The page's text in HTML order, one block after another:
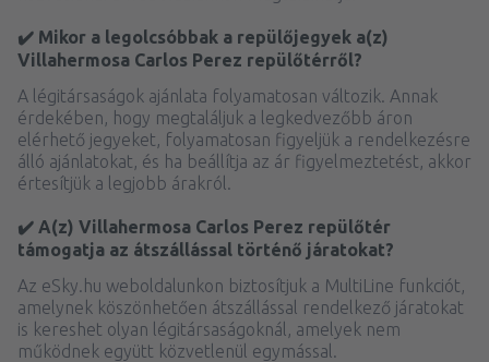
✔️ Mikor a legolcsóbbak a repülőjegyek a(z)
Villahermosa Carlos Perez repülőtérről?
A légitársaságok ajánlata folyamatosan változik. Annak
érdekében, hogy megtaláljuk a legkedvezőbb áron
elérhető jegyeket, folyamatosan figyeljük a rendelkezésre
álló ajánlatokat, és ha beállítja az ár figyelmeztetést, akkor
értesítjük a legjobb árakról.
✔️ A(z) Villahermosa Carlos Perez repülőtér
támogatja az átszállással történő járatokat?
Az eSky.hu weboldalunkon biztosítjuk a MultiLine funkciót,
amelynek köszönhetően átszállással rendelkező járatokat
is kereshet olyan légitársaságoknál, amelyek nem
működnek együtt közvetlenül egymással.